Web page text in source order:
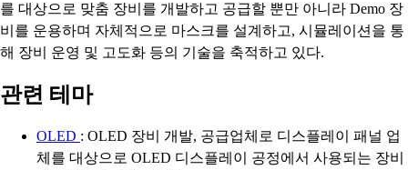
를 대상으로 맞춤 장비를 개발하고 공급할 뿐만 아니라 Demo 장
비를 운용하며 자체적으로 마스크를 설계하고, 시뮬레이션을 통
해 장비 운영 및 고도화 등의 기술을 축적하고 있다.
관련 테마
OLED : OLED 장비 개발, 공급업체로 디스플레이 패널 업
체를 대상으로 OLED 디스플레이 공정에서 사용되는 장비